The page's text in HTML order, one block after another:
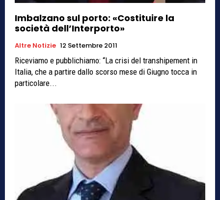
Imbalzano sul porto: «Costituire la
società dell’Interporto»
Altre Notizie 12 Settembre 2011
Riceviamo e pubblichiamo: “La crisi del transhipement in
Italia, che a partire dallo scorso mese di Giugno tocca in
particolare...